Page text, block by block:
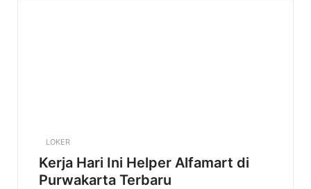
LOKER
Kerja Hari Ini Helper Alfamart di
Purwakarta Terbaru